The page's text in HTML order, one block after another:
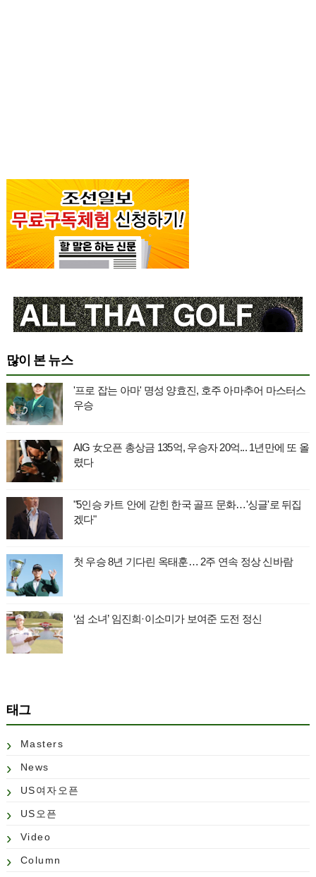
많이 본 뉴스
'프로 잡는 아마' 명성 양효진, 호주 아마추어 마스터스
우승
AIG 女오픈 총상금 135억, 우승자 20억... 1년만에 또 올
렸다
"5인승 카트 안에 갇힌 한국 골프 문화…'싱글'로 뒤집
겠다"
첫 우승 8년 기다린 옥태훈… 2주 연속 정상 신바람
‘섬 소녀’ 임진희·이소미가 보여준 도전 정신
태그
Masters
News
US여자오픈
US오픈
Video
Column